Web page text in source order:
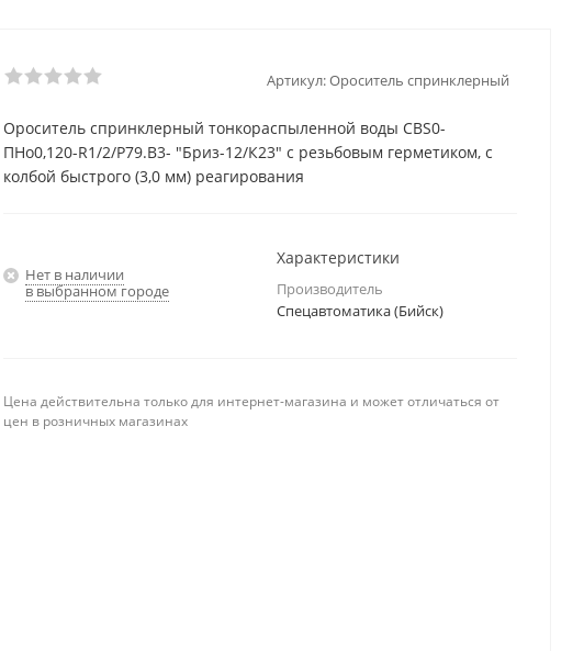
Артикул:Ороситель спринклерный
Ороситель спринклерный тонкораспыленной воды СВS0-
ПНо0,120-R1/2/P79.В3- "Бриз-12/К23" с резьбовым герметиком, с
колбой быстрого (3,0 мм) реагирования
Нет в наличии
в выбранном городе
Характеристики
Производитель
Спецавтоматика (Бийск)
Цена действительна только для интернет-магазина и может отличаться от
цен в розничных магазинах